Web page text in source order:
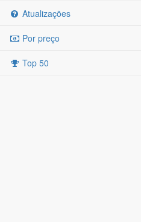
Atualizações
Por preço
Top 50